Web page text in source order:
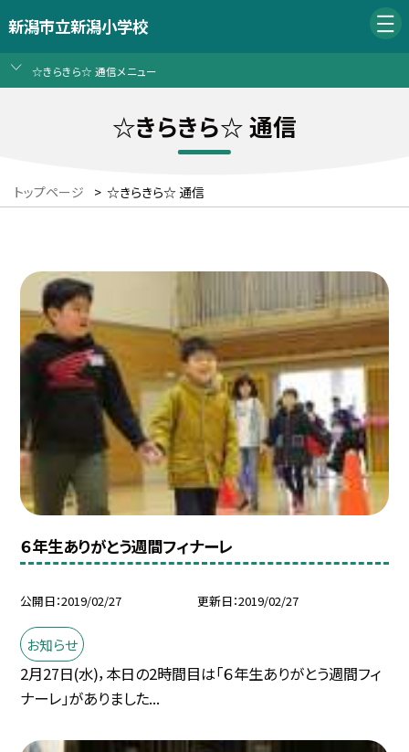
新潟市立新潟小学校
☆きらきら☆ 通信メニュー
☆きらきら☆ 通信
トップページ > ☆きらきら☆ 通信
６年生ありがとう週間フィナーレ
公開日 2019/02/27 更新日 2019/02/27
お知らせ
2月27日(水)，本日の2時間目は「６年生ありがとう週間フィ
ナーレ」がありました...